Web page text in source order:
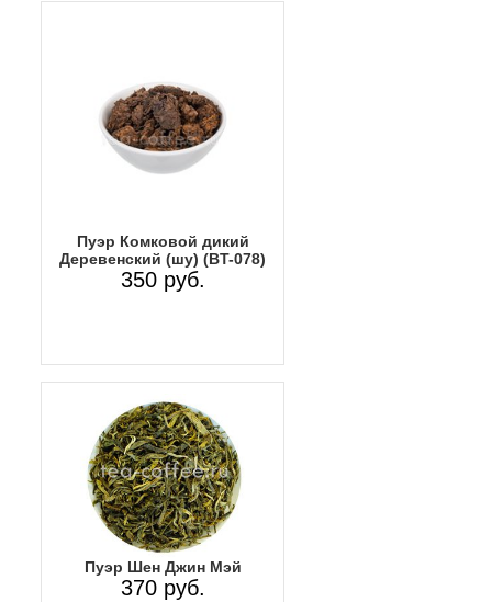
Пуэр Комковой дикий
Деревенский (шу) (BT-078)
350 руб.
Пуэр Шен Джин Мэй
370 руб.